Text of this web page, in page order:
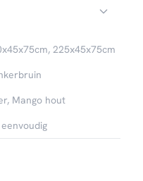
225x45x75cm
Mango hout